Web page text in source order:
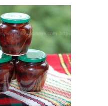
Угорка в собственном
соку